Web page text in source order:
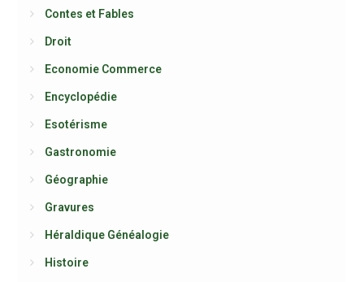
Contes et Fables
Droit
Economie Commerce
Encyclopédie
Esotérisme
Gastronomie
Géographie
Gravures
Héraldique Généalogie
Histoire